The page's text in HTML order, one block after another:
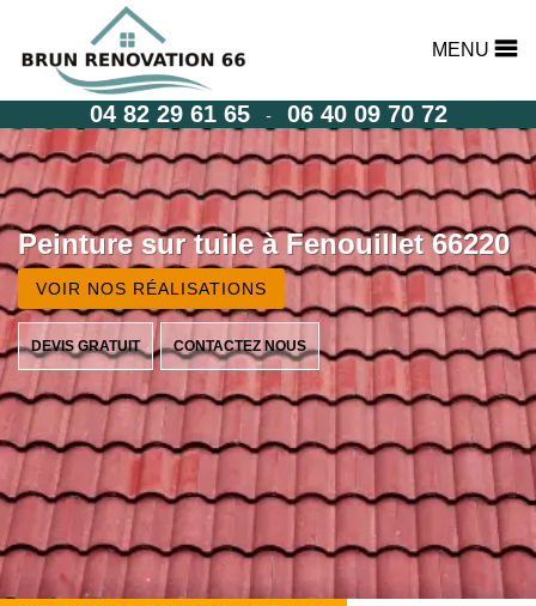
MENU
04 82 29 61 65 - 06 40 09 70 72
Peinture sur tuile à Fenouillet 66220
VOIR NOS RÉALISATIONS
DEVIS GRATUIT CONTACTEZ NOUS